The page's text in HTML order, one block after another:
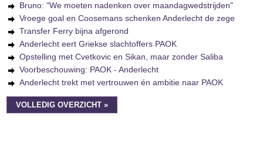
Bruno: "We moeten nadenken over maandagwedstrijden"
Vroege goal en Coosemans schenken Anderlecht de zege
Transfer Ferry bijna afgerond
Anderlecht eert Griekse slachtoffers PAOK
Opstelling met Cvetkovic en Sikan, maar zonder Saliba
Voorbeschouwing: PAOK - Anderlecht
Anderlecht trekt met vertrouwen én ambitie naar PAOK
VOLLEDIG OVERZICHT »